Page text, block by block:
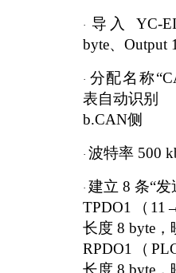
·导入
YC-
byte、Output
· 分配名称
表自动识别
b.CAN侧
· 波特率 500
· 建立 8 条“发
TPDO1（
长度 8 byte，
RPDO1（
长度 8 byte，